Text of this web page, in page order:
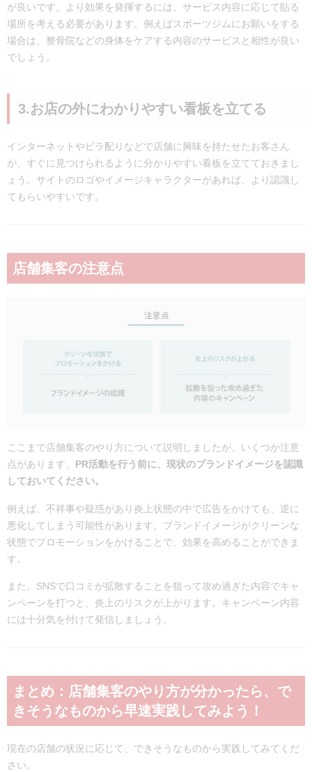
が良いです。より効果を発揮するには、サービス内容に応じて貼る
場所を考える必要があります。例えばスポーツジムにお願いをする
場合は、整骨院などの身体をケアする内容のサービスと相性が良い
でしょう。
3.お店の外にわかりやすい看板を立てる
インターネットやビラ配りなどで店舗に興味を持たせたお客さん
が、すぐに見つけられるように分かりやすい看板を立てておきまし
ょう。サイトのロゴやイメージキャラクターがあれば、より認識し
てもらいやすいです。
店舗集客の注意点
ここまで店舗集客のやり方について説明しましたが、いくつか注意
点があります。 PR活動を行う前に、現状のブランドイメージを認識
しておいてください。
例えば、不祥事や疑惑があり炎上状態の中で広告をかけても、逆に
悪化してしまう可能性があります。ブランドイメージがクリーンな
状態でプロモーションをかけることで、効果を高めることができま
す。
また、SNSで口コミが拡散することを狙って攻め過ぎた内容でキャ
ンペーンを打つと、炎上のリスクが上がります。キャンペーン内容
には十分気を付けて発信しましょう。
まとめ：店舗集客のやり方が分かったら、で
きそうなものから早速実践してみよう！
現在の店舗の状況に応じて、できそうなものから実践してみてくだ
さい。